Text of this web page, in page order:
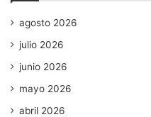
agosto 2026
julio 2026
junio 2026
mayo 2026
abril 2026